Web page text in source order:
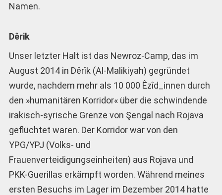
Namen.
Dêrik
Unser letzter Halt ist das Newroz-Camp, das im
August 2014 in Dêrîk (Al-Malikiyah) gegründet
wurde, nachdem mehr als 10 000 Êzîd_innen durch
den »humanitären Korridor« über die schwindende
irakisch-syrische Grenze von Şengal nach Rojava
geflüchtet waren. Der Korridor war von den
YPG/YPJ (Volks- und
Frauenverteidigungseinheiten) aus Rojava und
PKK-Guerillas erkämpft worden. Während meines
ersten Besuchs im Lager im Dezember 2014 hatte